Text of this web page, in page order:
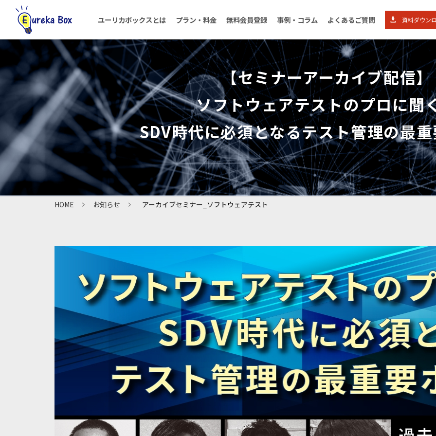
ユーリカボックスとは プラン・料金 無料会員登録 事例・コラム よくあるご質問 資料ダウン
【セミナーアーカイブ配信】
ソフトウェアテストのプロに聞
SDV時代に必須となるテスト管理の最
HOME ユーリカボックスとは 法人プ
よくあるご質問 資料ダウンロード 導入事
コラム お問い
ログイン 無料会員登録
HOME お知らせ アーカイブセミナー_ソフトウェアテスト